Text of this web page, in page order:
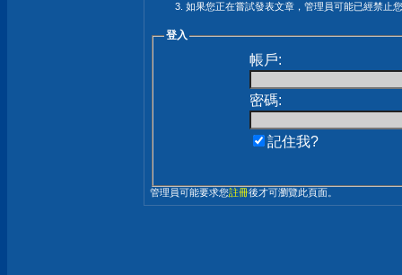
如果您正在嘗試發表文章，管理員可能已經禁止
登入
帳戶:
密碼:
記住我?
管理員可能要求您註冊後才可瀏覽此頁面。